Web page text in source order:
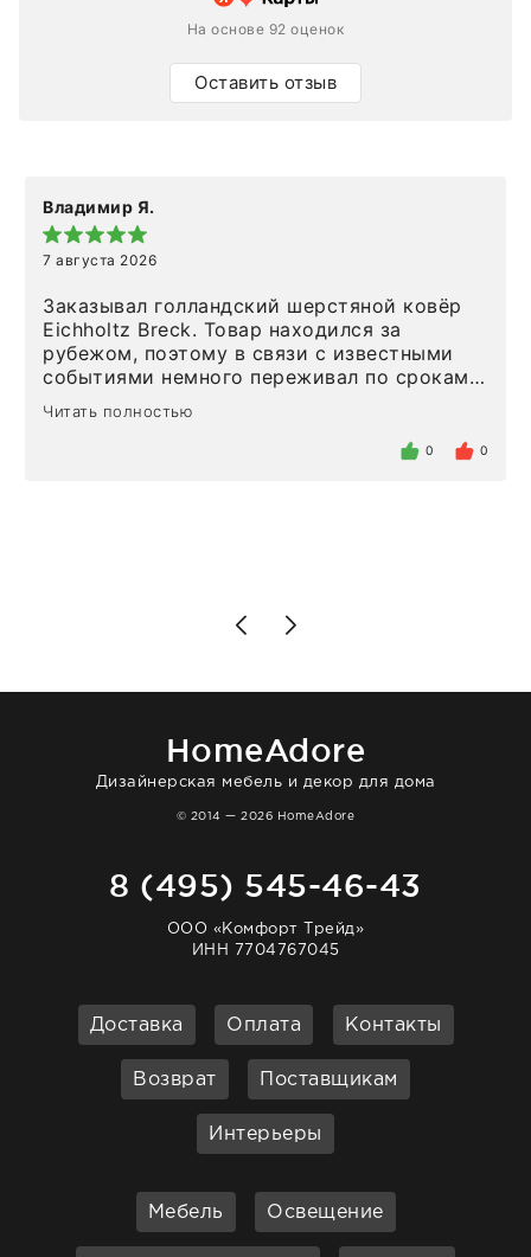
На основе 92 оценок
Оставить отзыв
Владимир Я.
7 августа 2026
Заказывал голландский шерстяной ковёр
Eichholtz Breck. Товар находился за
рубежом, поэтому в связи с известными
событиями немного переживал по срокам.
Но homeadore привезли ровно в
определенное в договоре время, без
то качество выше всяких похвал. Выглядит
Читать полностью
0 0
HomeAdore
Дизайнерская мебель и декор для дома
© 2014 — 2026 HomeAdore
8 (495) 545-46-43
ООО «Комфорт Трейд»
ИНН 7704767045
Доставка Оплата Контакты
Возврат Поставщикам
Интерьеры
Мебель Освещение